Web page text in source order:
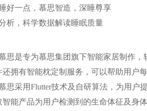
好一点，慕思智造，深睡尊享
析，科学数据解读睡眠质量
思是专为慕思集团旗下智能家居制作
还拥有智能枕定制服务，可以帮助用户
思采用Flutter技术及自研算法，为用
智能产品为用户检测到的生命体征及身